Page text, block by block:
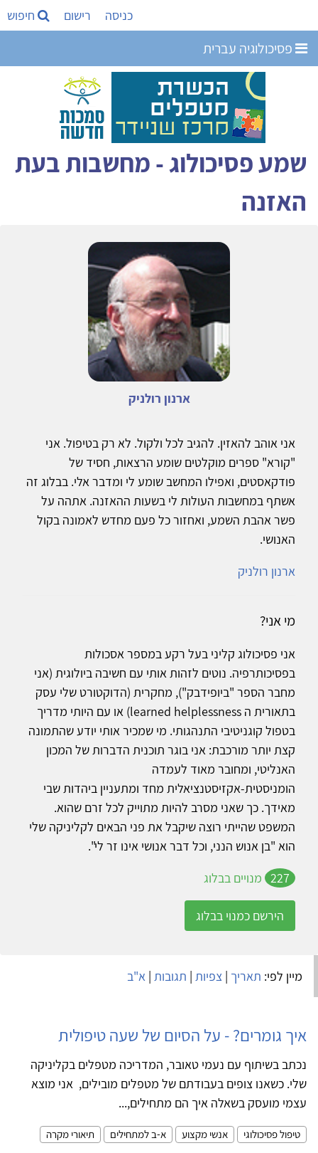
כניסה רישום חיפוש
פסיכולוגיה עברית
שמע פסיכולוג - מחשבות בעת
האזנה
ארנון רולניק
אני אוהב להאזין. להגיב לכל ולקול. לא רק בטיפול. אני
"קורא" ספרים מוקלטים שומע הרצאות, חסיד של
פודקאסטים, ואפילו המחשב שומע לי ומדבר אלי. בבלוג זה
אשתף במחשבות העולות לי בשעות ההאזנה. אתהה על
פשר אהבת השמע, ואחזור כל פעם מחדש לאמונה בקול
האנושי.
ארנון רולניק
מי אני?
אני פסיכולוג קליני בעל רקע במספר אסכולות
בפסיכותרפיה. נוטים לזהות אותי עם חשיבה ביולוגית (אני
מחבר הספר "ביופידבק"), מחקרית (הדוקטורט שלי עסק
בתאורית ה learned helplessness) או עם היותי מדריך
בטפול קוגניטיבי התנהגותי. מי שמכיר אותי יודע שהתמונה
קצת יותר מורכבת: אני בוגר תוכנית הדברות של המכון
האנליטי, ומחובר מאוד לעמדה
הומניסטית-אקזיסטנציאלית מחד ומתעניין ביהדות שבי
מאידך. כך שאני מסרב להיות מתוייק לכל זרם שהוא.
המשפט שהייתי רוצה שיקבל את פני הבאים לקליניקה שלי
הוא "בן אנוש הנני, וכל דבר אנושי אינו זר לי".
227 מנויים בבלוג
הירשם כמנוי בבלוג
מיין לפי: תאריך | צפיות | תגובות | א"ב
איך גומרים? - על הסיום של שעה טיפולית
נכתב בשיתוף עם נעמי טאובר, המדריכה מטפלים בקליניקה
שלי. כשאנו צופים בעבודתם של מטפלים מובילים, אני מוצא
עצמי מועסק בשאלה איך הם מתחילים,...
טיפול פסיכולוגי אנשי מקצוע א-ב למתחילים תיאורי מקרה